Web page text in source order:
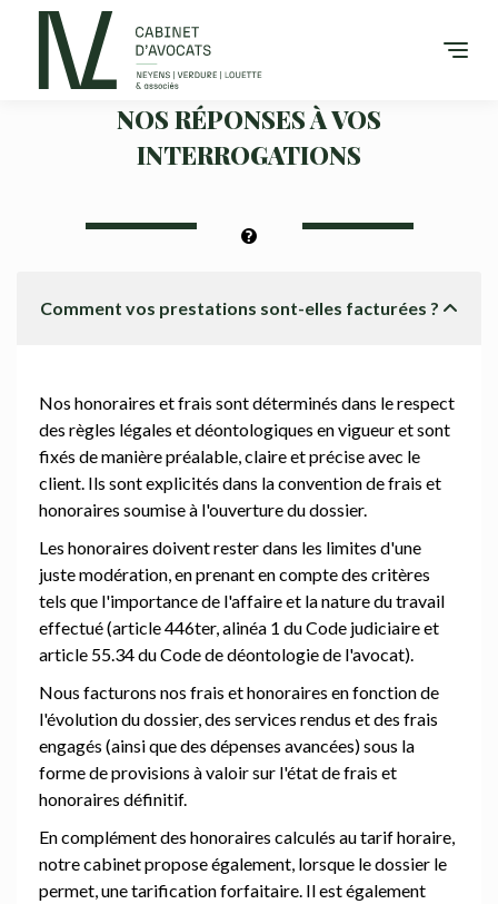
QUESTIONS FRÉQUENTES
NOS RÉPONSES À VOS
INTERROGATIONS
Comment vos prestations sont-elles facturées ?
Nos honoraires et frais sont déterminés dans le respect
des règles légales et déontologiques en vigueur et sont
fixés de manière préalable, claire et précise avec le
client. Ils sont explicités dans la convention de frais et
honoraires soumise à l'ouverture du dossier.
Les honoraires doivent rester dans les limites d'une
juste modération, en prenant en compte des critères
tels que l'importance de l'affaire et la nature du travail
effectué (article 446ter, alinéa 1 du Code judiciaire et
article 55.34 du Code de déontologie de l'avocat).
Nous facturons nos frais et honoraires en fonction de
l'évolution du dossier, des services rendus et des frais
engagés (ainsi que des dépenses avancées) sous la
forme de provisions à valoir sur l'état de frais et
honoraires définitif.
En complément des honoraires calculés au tarif horaire,
notre cabinet propose également, lorsque le dossier le
permet, une tarification forfaitaire. Il est également